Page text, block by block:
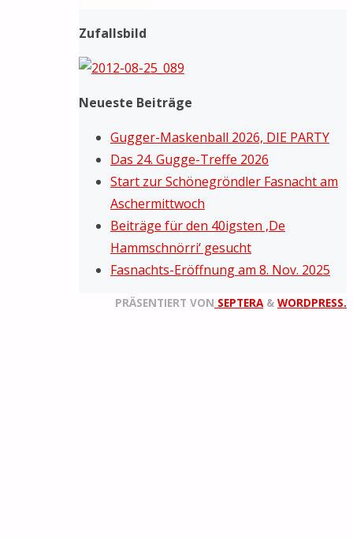
Zufallsbild
Neueste Beiträge
Gugger-Maskenball 2026, DIE PARTY
Das 24. Gugge-Treffe 2026
Start zur Schönegröndler Fasnacht am
Aschermittwoch
Beiträge für den 40igsten ‚De
Hammschnörri‘ gesucht
Fasnachts-Eröffnung am 8. Nov. 2025
PRÄSENTIERT VON SEPTERA& WORDPRESS.